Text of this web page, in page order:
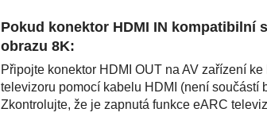
Pokud konektor HDMI IN kompatibilní
obrazu 8K:
Připojte konektor HDMI OUT na AV zařízení ke
televizoru pomocí kabelu HDMI (není součástí
Zkontrolujte, že je zapnutá funkce eARC